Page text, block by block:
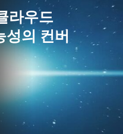
라우드
성의 컨버